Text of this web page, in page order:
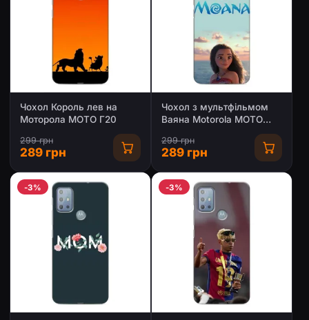
Чохол Король лев на
Моторола МОТО Г20
299 грн
289 грн
Чохол з мультфільмом
Ваяна Motorola MOTO
299 грн
289 грн
-3% -3%